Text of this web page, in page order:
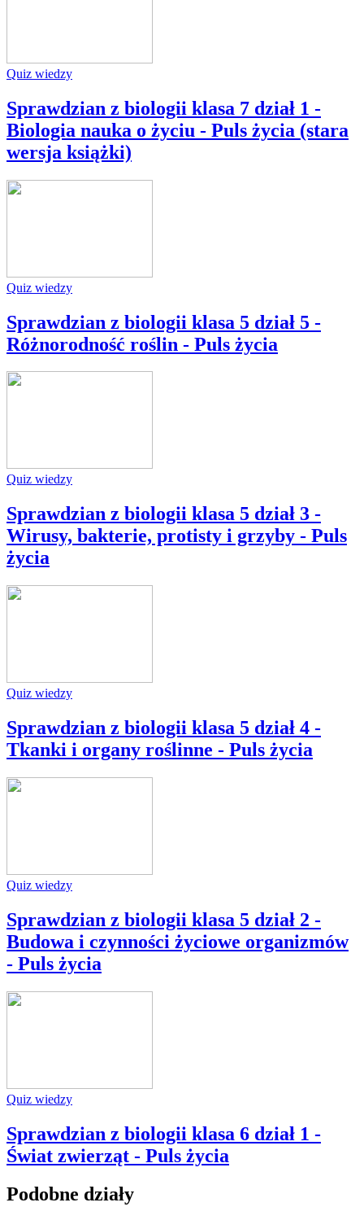
Quiz wiedzy
Sprawdzian z biologii klasa 7 dział 1 -
Biologia nauka o życiu - Puls życia (stara
wersja książki)
Quiz wiedzy
Sprawdzian z biologii klasa 5 dział 5 -
Różnorodność roślin - Puls życia
Quiz wiedzy
Sprawdzian z biologii klasa 5 dział 3 -
Wirusy, bakterie, protisty i grzyby - Puls
życia
Quiz wiedzy
Sprawdzian z biologii klasa 5 dział 4 -
Tkanki i organy roślinne - Puls życia
Quiz wiedzy
Sprawdzian z biologii klasa 5 dział 2 -
Budowa i czynności życiowe organizmów
- Puls życia
Quiz wiedzy
Sprawdzian z biologii klasa 6 dział 1 -
Świat zwierząt - Puls życia
Podobne działy